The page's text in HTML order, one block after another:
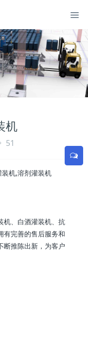
机
51
机、白酒灌装机、抗
有完善的售后服务和
断推陈出新，为客户